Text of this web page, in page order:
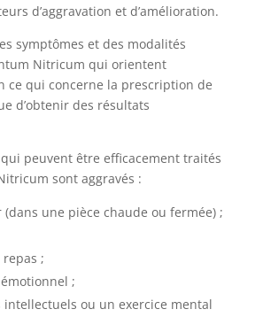
d’aggravation et d’amélioration.
symptômes et des modalités
Nitricum qui orientent
ce qui concerne la prescription de
d’obtenir des résultats
peuvent être efficacement traités
sont aggravés :
une pièce chaude ou fermée) ;
;
;
intellectuels ou un exercice mental